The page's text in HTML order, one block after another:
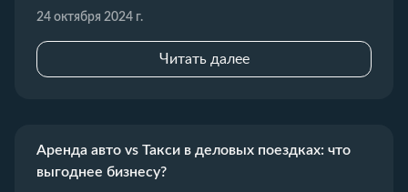
24 октября 2024 г.
Читать далее
Аренда авто vs Такси в деловых поездках: что
выгоднее бизнесу?